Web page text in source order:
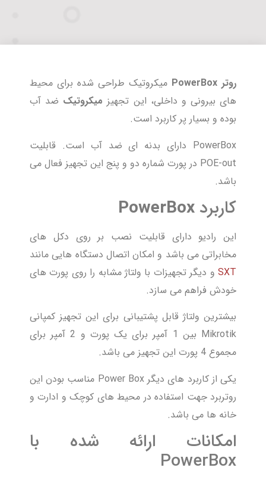
روتر PowerBox
میکروتیک طراحی شده برای محیط
های بیرونی و داخلی، این تجهیز میکروتیک ضد آب
بوده و بسیار پر کاربرد است.
PowerBox دارای بدنه ای ضد آب است. قابلیت
POE-out در پورت شماره دو و پنج این تجهیز فعال می
باشد.
کاربرد PowerBox
این رادیو دارای قابلیت نصب بر روی دکل های
مخابراتی می باشد و امکان اتصال دستگاه هایی مانند
SXT و دیگر تجهیزات با ولتاژ مشابه را روی پورت های
خودش فراهم می سازد.
بیشترین ولتاژ قابل پشتیبانی برای این تجهیز کمپانی
Mikrotik بین 1 آمپر برای یک پورت و 2 آمپر برای
مجموع 4 پورت این تجهیز می باشد.
یکی از کاربرد های دیگر Power Box مناسب بودن این
روتربرد جهت استفاده در محیط های کوچک و ادارت و
خانه ها می باشد.
امکانات ارائه شده با
PowerBox